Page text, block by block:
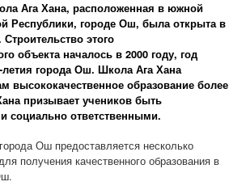
Ага Хана, расположенная в южной
Республики, городе Ош, была открыта в
Строительство этого
объекта началось в 2000 году, год
летия города Ош. Школа Ага Хана
высококачественное образование более
призывает учеников быть
социально ответственными.
Ош предоставляется несколько
получения качественного образования в